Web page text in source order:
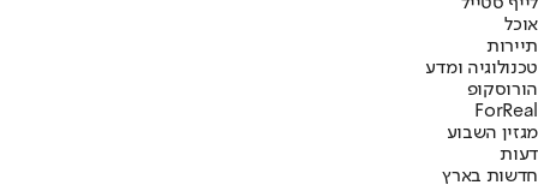
אוכל
תיירות
טכנולוגיה ומדע
הורוסקופ
ForReal
מגזין השבוע
דעות
חדשות בארץ